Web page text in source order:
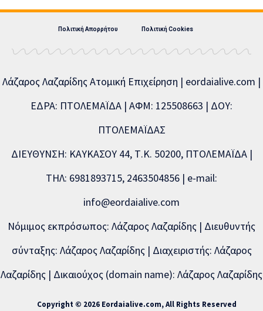
Πολιτική Απορρήτου Πολιτική Cookies
Λάζαρος Λαζαρίδης Ατομική Επιχείρηση | eordaialive.com |
ΕΔΡΑ: ΠΤΟΛΕΜΑΪΔΑ | ΑΦΜ: 125508663 | ΔΟΥ:
ΠΤΟΛΕΜΑΪΔΑΣ
ΔΙΕΥΘΥΝΣΗ: ΚΑΥΚΑΣΟΥ 44, Τ.Κ. 50200, ΠΤΟΛΕΜΑΪΔΑ |
ΤΗΛ: 6981893715, 2463504856 | e-mail:
info@eordaialive.com
Νόμιμος εκπρόσωπος: Λάζαρος Λαζαρίδης | Διευθυντής
σύνταξης: Λάζαρος Λαζαρίδης | Διαχειριστής: Λάζαρος
Λαζαρίδης | Δικαιούχος (domain name): Λάζαρος Λαζαρίδης
Copyright © 2026 Eordaialive.com, All Rights Reserved